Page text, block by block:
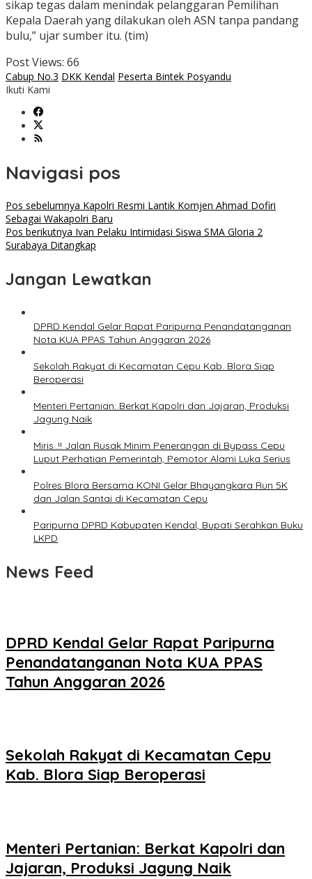
sikap tegas dalam menindak pelanggaran Pemilihan
Kepala Daerah yang dilakukan oleh ASN tanpa pandang
bulu,” ujar sumber itu. (tim)
Post Views: 66
Cabup No.3 DKK Kendal Peserta Bintek Posyandu
Ikuti Kami
Navigasi pos
Pos sebelumnya Kapolri Resmi Lantik Komjen Ahmad Dofiri
Sebagai Wakapolri Baru
Pos berikutnya Ivan Pelaku Intimidasi Siswa SMA Gloria 2
Surabaya Ditangkap
Jangan Lewatkan
DPRD Kendal Gelar Rapat Paripurna Penandatanganan
Nota KUA PPAS Tahun Anggaran 2026
Sekolah Rakyat di Kecamatan Cepu Kab. Blora Siap
Beroperasi
Menteri Pertanian: Berkat Kapolri dan Jajaran, Produksi
Jagung Naik
Miris..!! Jalan Rusak Minim Penerangan di Bypass Cepu
Luput Perhatian Pemerintah, Pemotor Alami Luka Serius
Polres Blora Bersama KONI Gelar Bhayangkara Run 5K
dan Jalan Santai di Kecamatan Cepu
Paripurna DPRD Kabupaten Kendal, Bupati Serahkan Buku
LKPD
News Feed
DPRD Kendal Gelar Rapat Paripurna
Penandatanganan Nota KUA PPAS
Tahun Anggaran 2026
Sekolah Rakyat di Kecamatan Cepu
Kab. Blora Siap Beroperasi
Menteri Pertanian: Berkat Kapolri dan
Jajaran, Produksi Jagung Naik